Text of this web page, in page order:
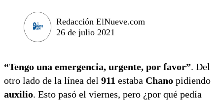
Redacción ElNueve.com
26 de julio 2021
“Tengo una emergencia, urgente, por favor”. Del
otro lado de la línea del 911 estaba Chano pidiendo
auxilio. Esto pasó el viernes, pero ¿por qué pedía